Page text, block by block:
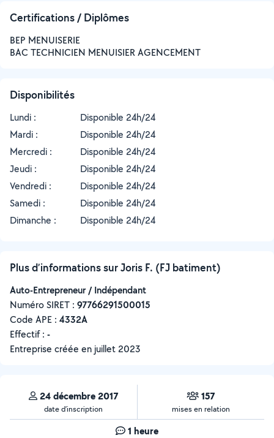
Certifications / Diplômes
BEP MENUISERIE
BAC TECHNICIEN MENUISIER AGENCEMENT
Disponibilités
Lundi :
Disponible 24h/24
Mardi :
Disponible 24h/24
Mercredi :
Disponible 24h/24
Jeudi :
Disponible 24h/24
Vendredi :
Disponible 24h/24
Samedi :
Disponible 24h/24
Dimanche :
Disponible 24h/24
Plus d’informations sur Joris F. (FJ batiment)
Auto-Entrepreneur / Indépendant
Numéro SIRET : ‍97766291500015
Code APE : 4332A
Effectif : -
Entreprise créée en juillet 2023
24 décembre 2017
date d’inscription
157
mises en relation
1 heure